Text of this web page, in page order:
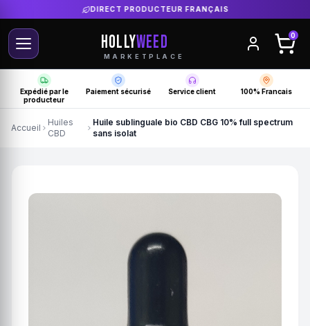
DIRECT PRODUCTEUR FRANÇAIS
HOLLYWEED
MARKETPLACE
0
Expédié par le
producteur
Paiement sécurisé Service client 100% Francais
Accueil
Huiles
CBD
Huile sublinguale bio CBD CBG 10% full spectrum
sans isolat